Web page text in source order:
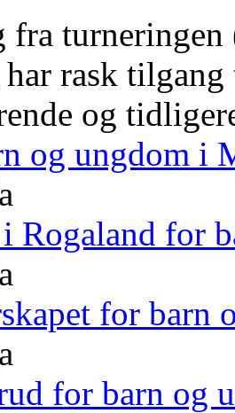
fra
rask
og
og ungdom i
Rogaland for
for barn
for barn og